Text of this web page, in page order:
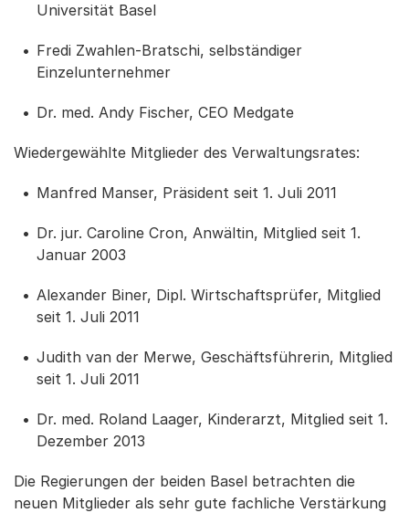
Universität Basel
Fredi Zwahlen-Bratschi, selbständiger
Einzelunternehmer
Dr. med. Andy Fischer, CEO Medgate
Wiedergewählte Mitglieder des Verwaltungsrates:
Manfred Manser, Präsident seit 1. Juli 2011
Dr. jur. Caroline Cron, Anwältin, Mitglied seit 1.
Januar 2003
Alexander Biner, Dipl. Wirtschaftsprüfer, Mitglied
seit 1. Juli 2011
Judith van der Merwe, Geschäftsführerin, Mitglied
seit 1. Juli 2011
Dr. med. Roland Laager, Kinderarzt, Mitglied seit 1.
Dezember 2013
Die Regierungen der beiden Basel betrachten die
neuen Mitglieder als sehr gute fachliche Verstärkung